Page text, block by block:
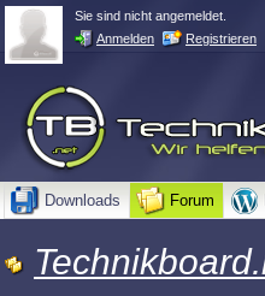
Sie sind nicht angemeldet.
Anmelden
Registrieren
Downloads Forum